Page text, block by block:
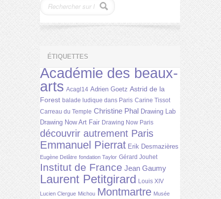
ÉTIQUETTES
Académie des beaux-
arts Acagl14 Adrien Goetz Astrid de la
Forest balade ludique dans Paris Carine Tissot
Carreau du Temple Christine Phal Drawing Lab
Drawing Now Art Fair Drawing Now Paris
découvrir autrement Paris
Emmanuel Pierrat Erik Desmazières
Eugène Delâtre fondation Taylor Gérard Jouhet
Institut de France Jean Gaumy
Laurent Petitgirard Louis XIV
Lucien Clergue Michou Montmartre Musée